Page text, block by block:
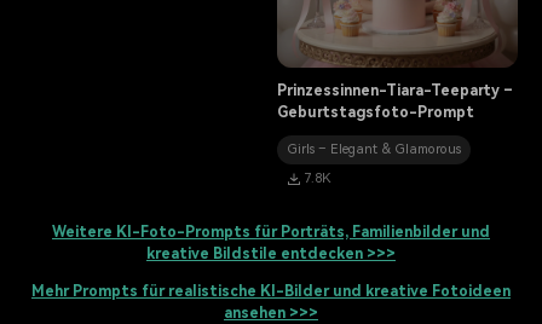
Prinzessinnen-Tiara-Teeparty –
Geburtstagsfoto-Prompt
Girls – Elegant & Glamorous
7.8K
Weitere KI-Foto-Prompts für Porträts, Familienbilder und
kreative Bildstile entdecken >>>
Mehr Prompts für realistische KI-Bilder und kreative Fotoideen
ansehen >>>